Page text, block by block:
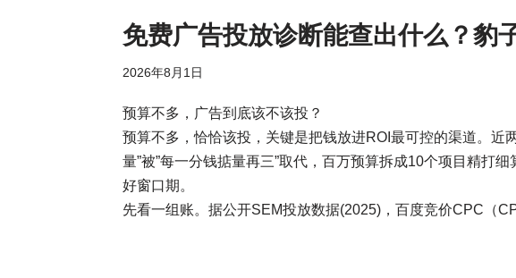
免费广告投放诊断能查出什么？豹
2026年8月1日
预算不多，广告到底该不该投？
预算不多，恰恰该投，关键是把钱放进ROI最可控的渠道。近
量”被”每一分钱掂量再三”取代，百万预算拆成10个项目精打
好窗口期。
先看一组账。据公开SEM投放数据(2025)，百度竞价CPC（